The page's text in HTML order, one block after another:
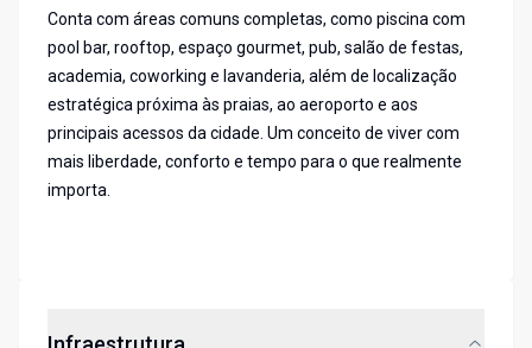
Conta com áreas comuns completas, como piscina com
pool bar, rooftop, espaço gourmet, pub, salão de festas,
academia, coworking e lavanderia, além de localização
estratégica próxima às praias, ao aeroporto e aos
principais acessos da cidade. Um conceito de viver com
mais liberdade, conforto e tempo para o que realmente
importa.